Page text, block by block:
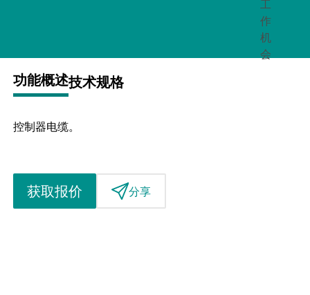
作
机
会
功能概述技术规格
控制器电缆。
获取报价 分享